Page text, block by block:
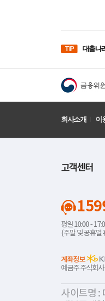
TIP 대출나
회사소개 이
고객센터
평일 10:00 -
(주말 및 공휴일
계좌정보
예금주 주식회
사이트명 :